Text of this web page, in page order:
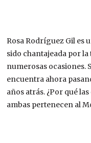
Rosa Rodríguez Gil es
sido chantajeada por
numerosas ocasiones.
encuentra ahora
años atrás. ¿Por qué
ambas pertenecen al